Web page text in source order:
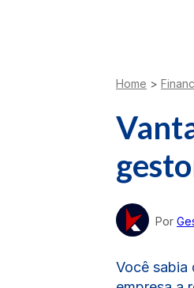
Home >
Por
Você sabia